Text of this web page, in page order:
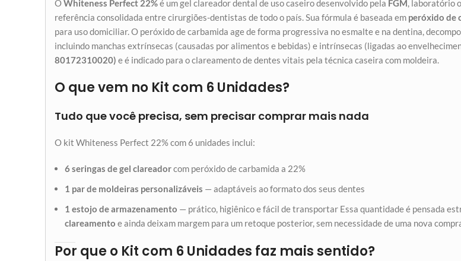
OWhiteness Perfect 22%é um gel clareador dental de uso caseiro desenvolvido pela FGM, laboratório
referência consolidada entre cirurgiões-dentistas de todo o país. Sua fórmula é baseada em peróxido de
para uso domiciliar. O peróxido de carbamida age de forma progressiva no esmalte e na dentina,
incluindo manchas extrínsecas (causadas por alimentos e bebidas) e intrínsecas (ligadas ao
80172310020) e é indicado para o clareamento de dentes vitais pela técnica caseira com moldeira.
O que vem no Kit com 6 Unidades?
Tudo que você precisa, sem precisar comprar mais nada
O kit Whiteness Perfect 22% com 6 unidades inclui:
6 seringas de gel clareadorcom peróxido de carbamida a 22%
1 par de moldeiras personalizáveis — adaptáveis ao formato dos seus dentes
1 estojo de armazenamento — prático, higiênico e fácil de transportar Essa quantidade é pensada
clareamento e ainda deixam margem para um retoque posterior, sem necessidade de uma nova
Por que o Kit com 6 Unidades faz mais sentido?